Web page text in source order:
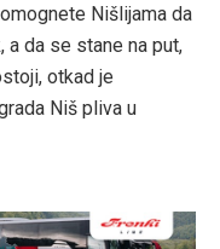
Nišlijama da
a da se stane na put,
otkad je
Niš pliva u